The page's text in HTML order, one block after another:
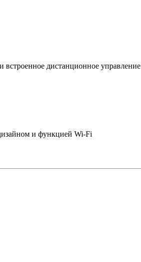
дистанционное управление
и функцией Wi-Fi